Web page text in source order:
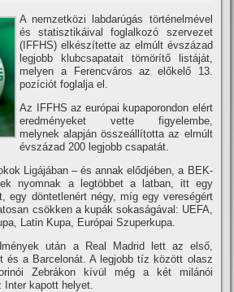
A nemzetközi labdarúgás történelmével
és statisztikáival foglalkozó szervezet
(IFFHS) elkészí­tette az elmúlt évszázad
legjobb klubcsapatait tömörí­tő listáját,
melyen a Ferencváros az előkelő 13.
pozí­ciót foglalja el.
Az IFFHS az európai kupaporondon elért
eredményeket vette figyelembe,
melynek alapján összeállí­totta az elmúlt
évszázad 200 legjobb csapatát.
Ligájában – és annak elődjében, a BEK-
nyomnak a legtöbbet a latban, itt egy
egy döntetlenért négy, mí­g egy vereségért
csökken a kupák sokaságával: UEFA,
Latin Kupa, Európai Szuperkupa.
után a Real Madrid lett az első,
és a Barcelonát. A legjobb tí­z között olasz
Zebrákon kí­vül még a két milánói
Inter kapott helyet.